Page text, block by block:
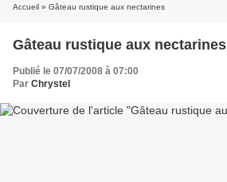
Accueil » Gâteau rustique aux nectarines
Gâteau rustique aux nectarines
Publié le 07/07/2008 à 07:00
Par Chrystel